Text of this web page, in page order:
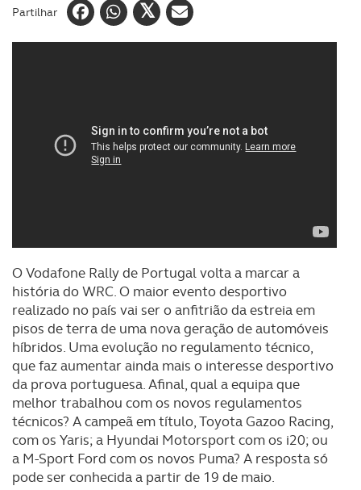
Partilhar
O Vodafone Rally de Portugal volta a marcar a
história do WRC. O maior evento desportivo
realizado no país vai ser o anfitrião da estreia em
pisos de terra de uma nova geração de automóveis
híbridos. Uma evolução no regulamento técnico,
que faz aumentar ainda mais o interesse desportivo
da prova portuguesa. Afinal, qual a equipa que
melhor trabalhou com os novos regulamentos
técnicos? A campeã em título, Toyota Gazoo Racing,
com os Yaris; a Hyundai Motorsport com os i20; ou
a M-Sport Ford com os novos Puma? A resposta só
pode ser conhecida a partir de 19 de maio.